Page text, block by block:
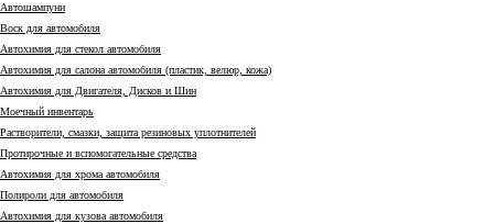
Автошампуни
Воск для автомобиля
Автохимия для стекол автомобиля
Автохимия для салона автомобиля (пластик, велюр, кожа)
Автохимия для Двигателя, Дисков и Шин
Моечный инвентарь
Растворители, смазки, защита резиновых уплотнителей
Протирочные и вспомогательные средства
Автохимия для хрома автомобиля
Полироли для автомобиля
Автохимия для кузова автомобиля